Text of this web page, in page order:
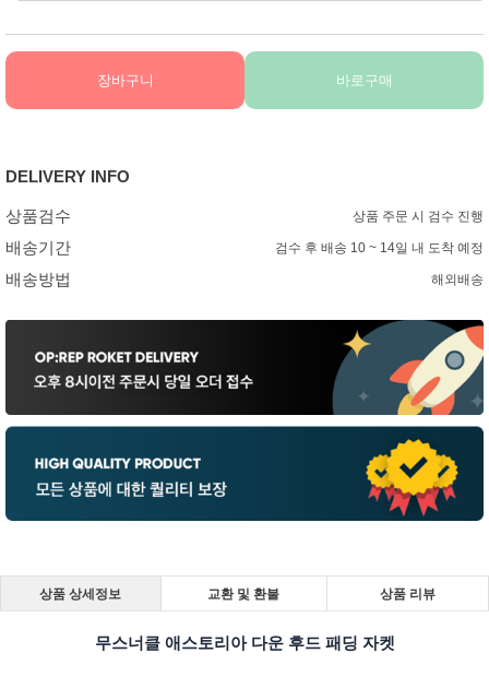
장바구니 바로구매
DELIVERY INFO
상품검수 상품 주문 시 검수 진행
배송기간 검수 후 배송 10 ~ 14일 내 도착 예정
배송방법 해외배송
상품 상세정보 교환 및 환불 상품 리뷰
무스너클 애스토리아 다운 후드 패딩 자켓